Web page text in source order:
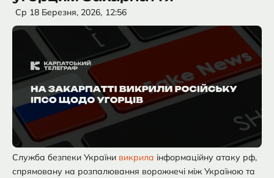
Ср 18 Березня, 2026, 12:56
Служба безпеки України викрила інформаційну атаку рф,
спрямовану на розпалювання ворожнечі між Україною та